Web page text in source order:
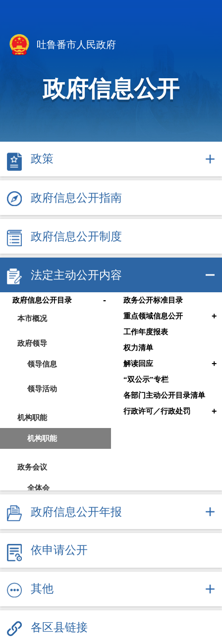
吐鲁番市人民政府
政府信息公开
政策
政府信息公开指南
政府信息公开制度
法定主动公开内容
政府信息公开目录 -
本市概况
政府领导
领导信息
领导活动
机构职能
机构职能
政务会议
全体会
常务会
直达资金
政务公开标准目录
重点领域信息公开
+
工作年度报表
权力清单
解读回应
+
“双公示”专栏
各部门主动公开目录清单
行政许可／行政处罚
+
政府信息公开年报
依申请公开
其他
各区县链接